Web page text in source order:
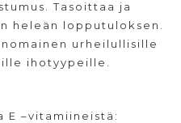
Tasoittaa ja
heleän lopputuloksen.
urheilullisille
ihotyypeille.
E –vitamiineistä: